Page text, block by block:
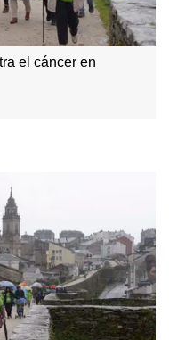
el cáncer en